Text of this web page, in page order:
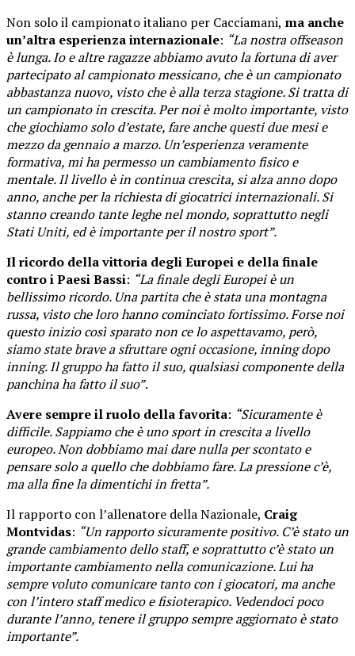
Non solo il campionato italiano per Cacciamani, ma anche
un’altra esperienza internazionale: “La nostra offseason
è lunga. Io e altre ragazze abbiamo avuto la fortuna di aver
partecipato al campionato messicano, che è un campionato
abbastanza nuovo, visto che è alla terza stagione. Si tratta di
un campionato in crescita. Per noi è molto importante, visto
che giochiamo solo d’estate, fare anche questi due mesi e
mezzo da gennaio a marzo. Un’esperienza veramente
formativa, mi ha permesso un cambiamento fisico e
mentale. Il livello è in continua crescita, si alza anno dopo
anno, anche per la richiesta di giocatrici internazionali. Si
stanno creando tante leghe nel mondo, soprattutto negli
Stati Uniti, ed è importante per il nostro sport”.
Il ricordo della vittoria degli Europei e della finale
contro i Paesi Bassi: “La finale degli Europei è un
bellissimo ricordo. Una partita che è stata una montagna
russa, visto che loro hanno cominciato fortissimo. Forse noi
questo inizio così sparato non ce lo aspettavamo, però,
siamo state brave a sfruttare ogni occasione, inning dopo
inning. Il gruppo ha fatto il suo, qualsiasi componente della
panchina ha fatto il suo”.
Avere sempre il ruolo della favorita: “Sicuramente è
difficile. Sappiamo che è uno sport in crescita a livello
europeo. Non dobbiamo mai dare nulla per scontato e
pensare solo a quello che dobbiamo fare. La pressione c’è,
ma alla fine la dimentichi in fretta”.
Il rapporto con l’allenatore della Nazionale, Craig
Montvidas: “Un rapporto sicuramente positivo. C’è stato un
grande cambiamento dello staff, e soprattutto c’è stato un
importante cambiamento nella comunicazione. Lui ha
sempre voluto comunicare tanto con i giocatori, ma anche
con l’intero staff medico e fisioterapico. Vedendoci poco
durante l’anno, tenere il gruppo sempre aggiornato è stato
importante”.